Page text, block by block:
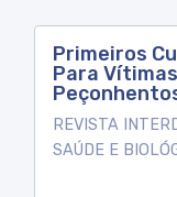
Primeiros
Para
REVISTA
SAÚDE E